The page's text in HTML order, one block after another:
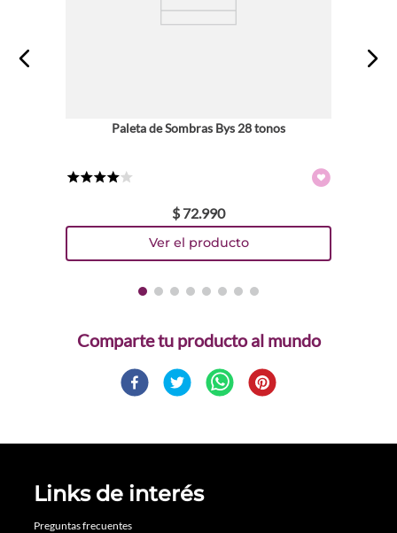
Paleta de Sombras Bys 28 tonos
$ 72.990
Comparte
Links de interés
Preguntas frecuentes